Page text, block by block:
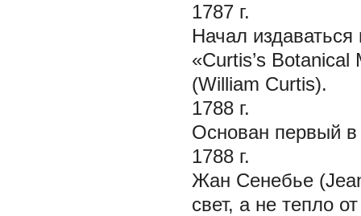
1787 г.
Начал
«Curtis’s
(William Curtis).
1788 г.
Основан первый в
1788 г.
Жан Сенебье
свет, а не тепло